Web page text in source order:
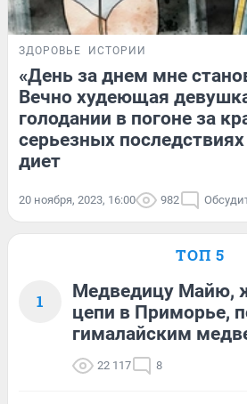
ЗДОРОВЬЕ ИСТОРИИ
«День за днем мне
Вечно худеющая
голодании в погоне за
серьезных
диет
20 ноября, 2023, 16:00 982
ТОП 5
1
Медведицу Майю,
цепи в Приморье,
гималайским
22 117 8